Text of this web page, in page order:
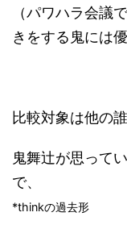
（パワハラ会議
きをする鬼には優
比較対象は他の
鬼舞辻が思って
で、
*thinkの過去形